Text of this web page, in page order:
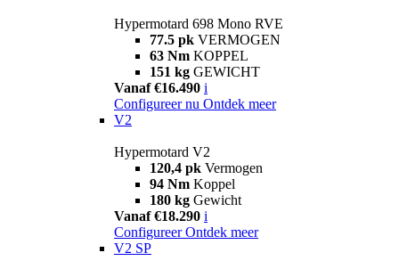
Hypermotard 698 Mono RVE
77.5 pk VERMOGEN
63 Nm KOPPEL
151 kg GEWICHT
Vanaf €16.490 i
Configureer nu Ontdek meer
V2
Hypermotard V2
120,4 pk Vermogen
94 Nm Koppel
180 kg Gewicht
Vanaf €18.290 i
Configureer Ontdek meer
V2 SP